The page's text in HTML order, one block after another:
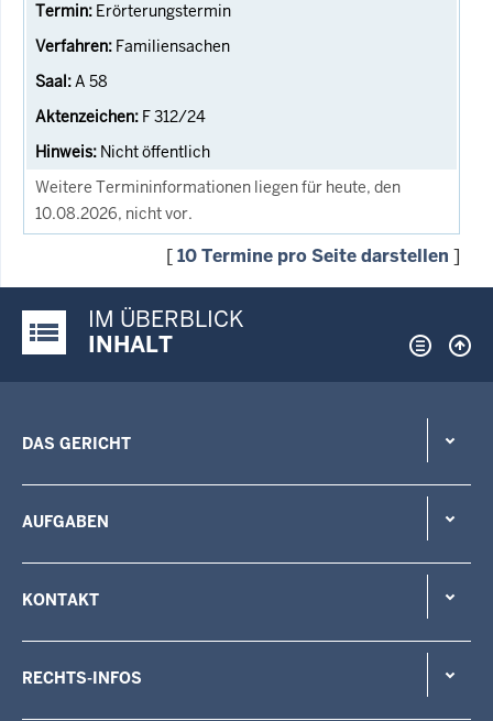
Erörterungstermin
Familiensachen
A 58
F 312/24
Nicht öffentlich
Weitere Termininformationen liegen für heute, den
10.08.2026, nicht vor.
[10 Termine pro Seite darstellen ]
Justiz-Portal im Überblick:
IM ÜBERBLICK
INHALT
DAS GERICHT
AUFGABEN
KONTAKT
RECHTS-INFOS